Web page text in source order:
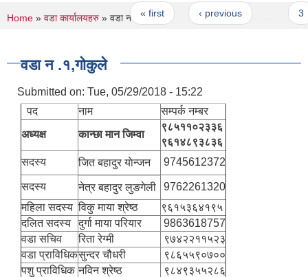
Pages
« first ‹ previous
You are here
Home » वडा कार्यालयहरु » वडा न .१,गोकुले
वडा न .१,गोकुले
Submitted on: Tue, 05/29/2018 - 15:22
पद
नाम
सम्पर्क नम्बर
अध्यक्ष
कान्छा मान जिम्वा
९८५११०२३३६
९६१४८९३८३६
सदस्य
जित बहादुर याेन्जन 9745612372
सदस्य नेत्र बहादुर लुङगेली
9762261320
महिला सदस्य विकु माया श्रेष्ठ
९६१५३६४१९५
दलित सदस्य
दुर्गा माया परियार
9863618757
वडा सचिव
रिता रेग्मी
९७४२२११५२३
वडा प्राविधिकसुन्दर चौधरी
९८६५५९०७००
पशु प्राविधिक नविन श्रेष्ठ
९८४९३५५२८६